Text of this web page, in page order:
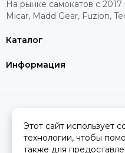
Каталог
Информация
На рынке самокатов с
Micar, Madd Gear, Fuzion,
Сделано в
Этот сайт использует
технологии, чтобы
также для